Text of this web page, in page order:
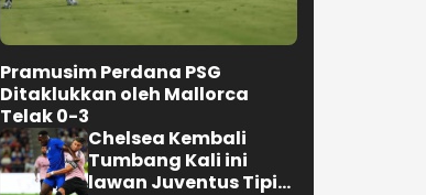
Pramusim Perdana PSG
Ditaklukkan oleh Mallorca
Telak 0-3
Chelsea Kembali
Tumbang Kali ini
lawan Juventus Tipis